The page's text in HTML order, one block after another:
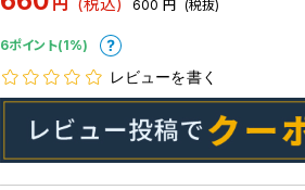
600 円 (税抜)
6ポイント(1%)
レビューを書く